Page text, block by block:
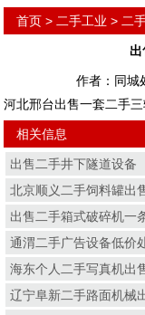
首页 > 二手工业 > 二
作者：同城
河北邢台出售一套二手
相关信息
出售二手井下隧道设备
北京顺义二手饲料罐出
出售二手箱式破碎机一
通渭二手广告设备低价
海东个人二手写真机出
辽宁阜新二手路面机械